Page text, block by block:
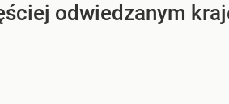
odwiedzanym